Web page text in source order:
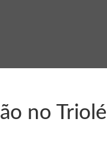
no Triolé